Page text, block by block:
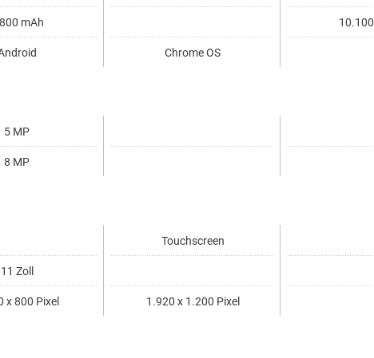
mAh
5 MP
8 MP
11 Zoll
x 800 Pixel
Chrome OS
Touchscreen
1.920 x 1.200 Pixel